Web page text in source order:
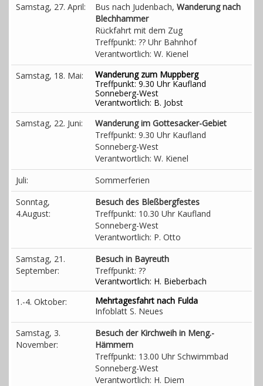
Samstag, 27. April:
Bus nach Judenbach, Wanderung nach
Blechhammer
Rückfahrt mit dem Zug
Treffpunkt: ?? Uhr Bahnhof
Verantwortlich: W. Kienel
Samstag, 18. Mai:
Wanderung zum Muppberg
Treffpunkt: 9.30 Uhr Kaufland
Sonneberg-West
Verantwortlich: B. Jobst
Samstag, 22. Juni:
Wanderung im Gottesacker-Gebiet
Treffpunkt: 9.30 Uhr Kaufland
Sonneberg-West
Verantwortlich: W. Kienel
Juli:
Sommerferien
Sonntag,
4.August:
Besuch des Bleßbergfestes
Treffpunkt: 10.30 Uhr Kaufland
Sonneberg-West
Verantwortlich: P. Otto
Samstag, 21.
September:
Besuch in Bayreuth
Treffpunkt: ??
Verantwortlich: H. Bieberbach
1.-4. Oktober:
Mehrtagesfahrt nach Fulda
Infoblatt S. Neues
Samstag, 3.
November:
Besuch der Kirchweih in Meng.-
Hämmern
Treffpunkt: 13.00 Uhr Schwimmbad
Sonneberg-West
Verantwortlich: H. Diem